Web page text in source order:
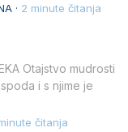
· 2 minute čitanja
Otajstvo mudrosti
i s njime je
čitanja